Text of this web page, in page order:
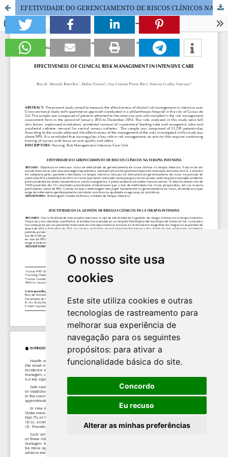
O nosso site usa
cookies
Este site utiliza cookies e outras
tecnologias de rastreamento para
melhorar sua experiência de
navegação para os seguintes
propósitos: para ativar a
funcionalidade básica do site.
Concordo
Eu recuso
Alterar as minhas preferências
EFETIVIDADE DO GERENCIAMENTO DE RISCOS CLÍNICOS NA TERAPIA INTENSIVA